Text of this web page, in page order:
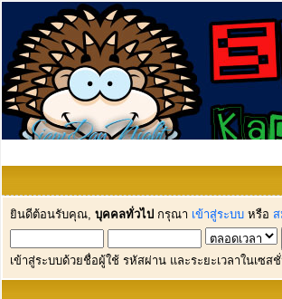
ยินดีต้อนรับคุณ, บุคคลทั่วไป กรุณา เข้าสู่ระบบ หรือ
เข้าสู่ระบบด้วยชื่อผู้ใช้ รหัสผ่าน และระยะเวลาในเซส